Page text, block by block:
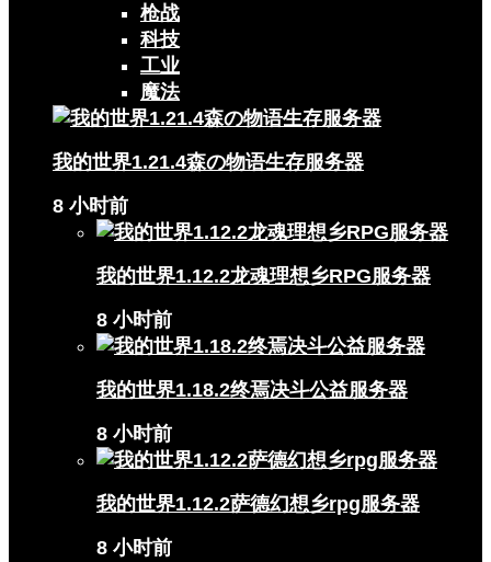
枪战
科技
工业
魔法
我的世界1.21.4森の物语生存服务器
8 小时前
我的世界1.12.2龙魂理想乡RPG服务器
8 小时前
我的世界1.18.2终焉决斗公益服务器
8 小时前
我的世界1.12.2萨德幻想乡rpg服务器
8 小时前